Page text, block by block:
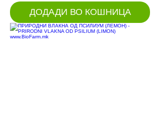
ДОДАДИ ВО КОШНИЦА